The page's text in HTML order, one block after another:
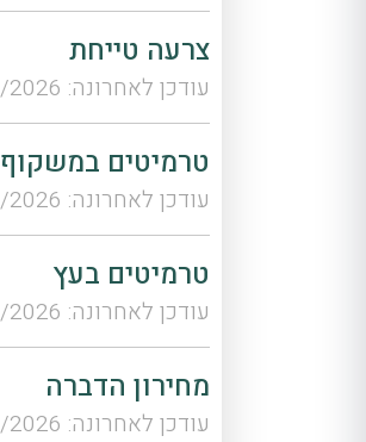
צרעה טייחת
עודכן לאחרונה: 08/05/2026, 09:03
טרמיטים במשקוף
עודכן לאחרונה: 08/05/2026, 06:07
טרמיטים בעץ
עודכן לאחרונה: 07/05/2026, 14:47
מחירון הדברה
עודכן לאחרונה: 07/05/2026, 06:41